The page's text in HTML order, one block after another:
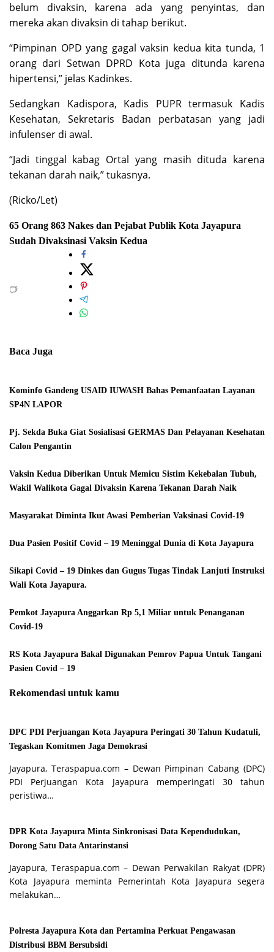
belum divaksin, karena ada yang penyintas, dan
mereka akan divaksin di tahap berikut.
“Pimpinan OPD yang gagal vaksin kedua kita tunda, 1
orang dari Setwan DPRD Kota juga ditunda karena
hipertensi,” jelas Kadinkes.
Sedangkan Kadispora, Kadis PUPR termasuk Kadis
Kesehatan, Sekretaris Badan perbatasan yang jadi
infulenser di awal.
“Jadi tinggal kabag Ortal yang masih dituda karena
tekanan darah naik,” tukasnya.
(Ricko/Let)
65 Orang 863 Nakes dan Pejabat Publik Kota Jayapura
Sudah Divaksinasi Vaksin Kedua
Baca Juga
Kominfo Gandeng USAID IUWASH Bahas Pemanfaatan Layanan
SP4N LAPOR
Pj. Sekda Buka Giat Sosialisasi GERMAS Dan Pelayanan Kesehatan
Calon Pengantin
Vaksin Kedua Diberikan Untuk Memicu Sistim Kekebalan Tubuh,
Wakil Walikota Gagal Divaksin Karena Tekanan Darah Naik
Masyarakat Diminta Ikut Awasi Pemberian Vaksinasi Covid-19
Dua Pasien Positif Covid – 19 Meninggal Dunia di Kota Jayapura
Sikapi Covid – 19 Dinkes dan Gugus Tugas Tindak Lanjuti Instruksi
Wali Kota Jayapura.
Pemkot Jayapura Anggarkan Rp 5,1 Miliar untuk Penanganan
Covid-19
RS Kota Jayapura Bakal Digunakan Pemrov Papua Untuk Tangani
Pasien Covid – 19
Rekomendasi untuk kamu
DPC PDI Perjuangan Kota Jayapura Peringati 30 Tahun Kudatuli,
Tegaskan Komitmen Jaga Demokrasi
Jayapura, Teraspapua.com – Dewan Pimpinan Cabang (DPC)
PDI Perjuangan Kota Jayapura memperingati 30 tahun
peristiwa…
DPR Kota Jayapura Minta Sinkronisasi Data Kependudukan,
Dorong Satu Data Antarinstansi
Jayapura, Teraspapua.com – Dewan Perwakilan Rakyat (DPR)
Kota Jayapura meminta Pemerintah Kota Jayapura segera
melakukan…
Polresta Jayapura Kota dan Pertamina Perkuat Pengawasan
Distribusi BBM Bersubsidi